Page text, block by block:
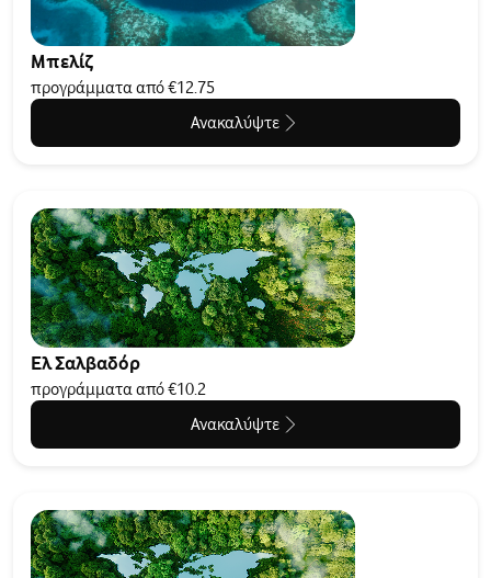
Μπελίζ
προγράμματα από €12.75
Ανακαλύψτε
Ελ Σαλβαδόρ
προγράμματα από €10.2
Ανακαλύψτε